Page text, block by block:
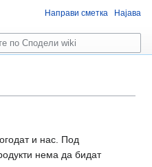
и нас. Под
нема да бидат
Направи сметка Најава